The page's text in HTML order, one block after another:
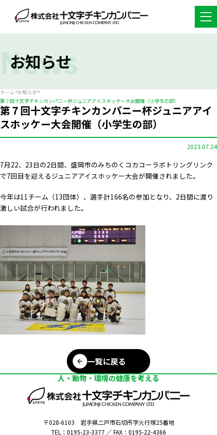
お知らせ
News
ホーム お知らせ
第７回十文字チキンカンパニー杯ジュニアアイスホッケー大会開催（小学生の部）
第７回十文字チキンカンパニー杯ジュニアアイ
スホッケー大会開催（小学生の部）
2023.07.24
7月22、23日の2日間、盛岡市のみちのくコカコーラボトリングリンク
で7回目を迎えるジュニアアイスホッケー大会が開催されました。
今年は11チーム（13団体）、選手計166名の参加となり、2日間に渡り
激しい試合が行われました。
一覧に戻る
人・動物・環境の健康を考える
〒028-6103 岩手県二戸市石切所字火行塚25番地
TEL：0195-23-3377 ／FAX：0195-22-4366